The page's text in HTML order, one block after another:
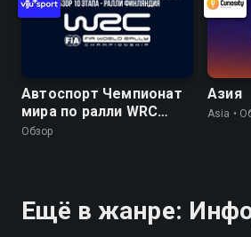
Автоспорт Чемпионат
мира по ралли WRC
2026. Обзор 10 этапа -
Обзор
Азия
Asia •
Ещё в жанре: